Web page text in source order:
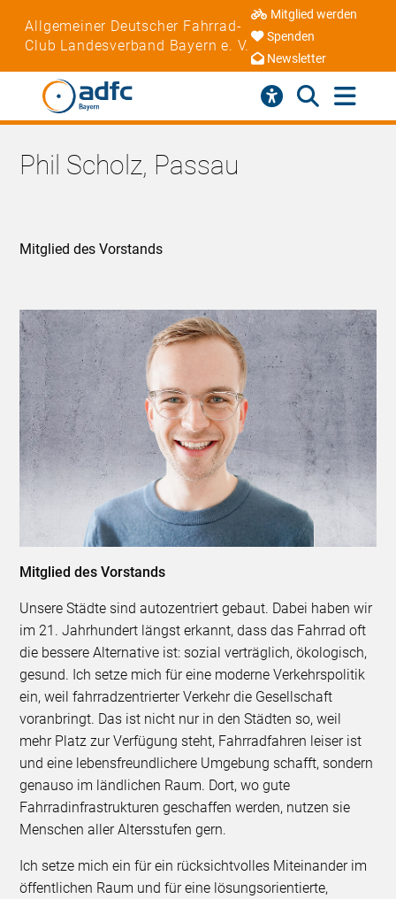
Allgemeiner Deutscher Fahrrad-
Club Landesverband Bayern e. V.
Mitglied werden
Spenden
Newsletter
Phil Scholz, Passau
Mitglied des Vorstands
Mitglied des Vorstands
Unsere Städte sind autozentriert gebaut. Dabei haben wir
im 21. Jahrhundert längst erkannt, dass das Fahrrad oft
die bessere Alternative ist: sozial verträglich, ökologisch,
gesund. Ich setze mich für eine moderne Verkehrspolitik
ein, weil fahrradzentrierter Verkehr die Gesellschaft
voranbringt. Das ist nicht nur in den Städten so, weil
mehr Platz zur Verfügung steht, Fahrradfahren leiser ist
und eine lebensfreundlichere Umgebung schafft, sondern
genauso im ländlichen Raum. Dort, wo gute
Fahrradinfrastrukturen geschaffen werden, nutzen sie
Menschen aller Altersstufen gern.
Ich setze mich ein für ein rücksichtvolles Miteinander im
öffentlichen Raum und für eine lösungsorientierte,